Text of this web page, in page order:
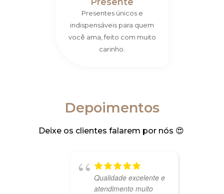
Presentes únicos e
indispensáveis para quem
você ama, feito com muito
carinho.
Depoimentos
Deixe os clientes falarem por nós 😍 ​
Qualidade excelente e
atendimento muito